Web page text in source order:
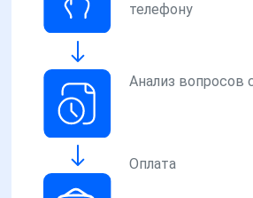
телефону
Анализ вопросов
Оплата